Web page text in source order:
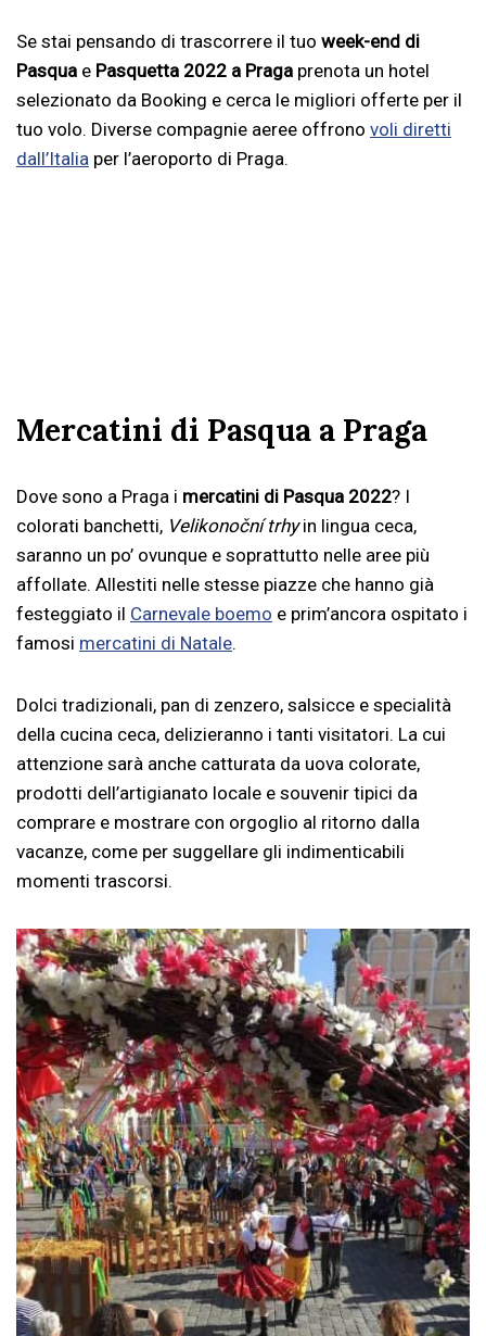
Se stai pensando di trascorrere il tuo week-end di
Pasqua e Pasquetta 2022 a Praga prenota un hotel
selezionato da Booking e cerca le migliori offerte per il
tuo volo. Diverse compagnie aeree offrono voli diretti
dall’Italia per l’aeroporto di Praga.
Mercatini di Pasqua a Praga
Dove sono a Praga i mercatini di Pasqua 2022? I
colorati banchetti, Velikonoční trhyin lingua ceca,
saranno un po’ ovunque e soprattutto nelle aree più
affollate. Allestiti nelle stesse piazze che hanno già
festeggiato il Carnevale boemo e prim’ancora ospitato i
famosi mercatini di Natale.
Dolci tradizionali, pan di zenzero, salsicce e specialità
della cucina ceca, delizieranno i tanti visitatori. La cui
attenzione sarà anche catturata da uova colorate,
prodotti dell’artigianato locale e souvenir tipici da
comprare e mostrare con orgoglio al ritorno dalla
vacanze, come per suggellare gli indimenticabili
momenti trascorsi.